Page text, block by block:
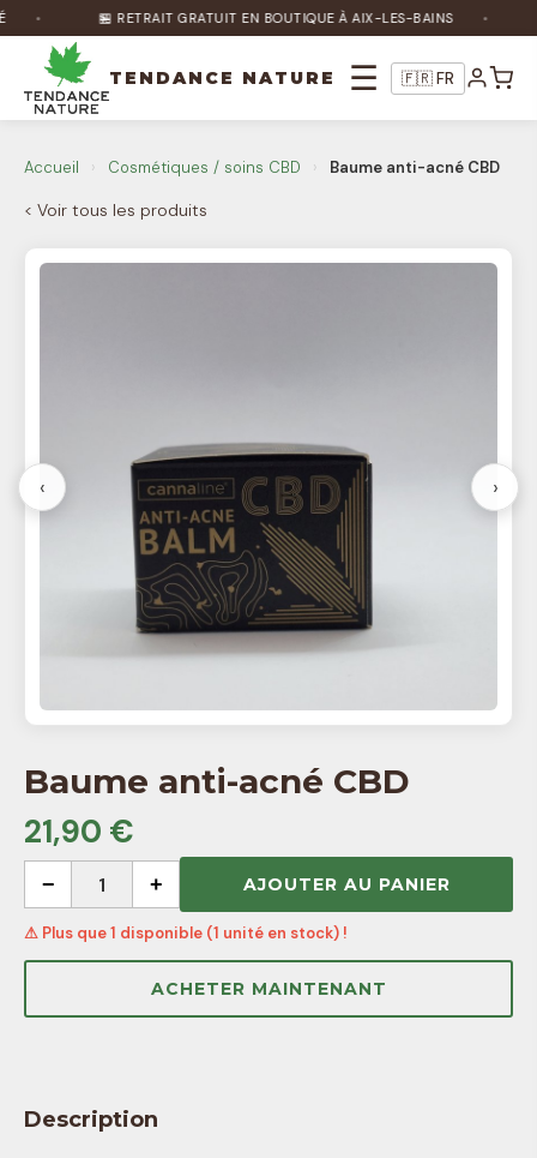
🏪 RETRAIT GRATUIT EN BOUTIQUE À AIX-LES-BAINS
TENDANCE NATURE ☰ 🇫🇷 FR
Accueil › Cosmétiques / soins CBD › Baume anti-acné CBD
< Voir tous les produits
‹ ›
Baume anti-acné CBD
21,90 €
− 1 + AJOUTER AU PANIER
⚠ Plus que 1 disponible (1 unité en stock) !
ACHETER MAINTENANT
Description
En ligne
puis-je vous aider ?